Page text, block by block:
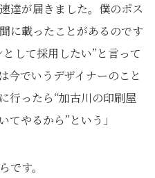
達が届きました。僕のポス
に載ったことがあるのです
して採用したい”と言って
今でいうデザイナーのこと
行ったら“加古川の印刷屋
てやるから”という」
す。